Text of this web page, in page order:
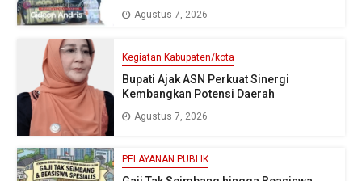
Agustus 7, 2026
Kegiatan Kabupaten/kota
Bupati Ajak ASN Perkuat Sinergi
Kembangkan Potensi Daerah
Agustus 7, 2026
PELAYANAN PUBLIK